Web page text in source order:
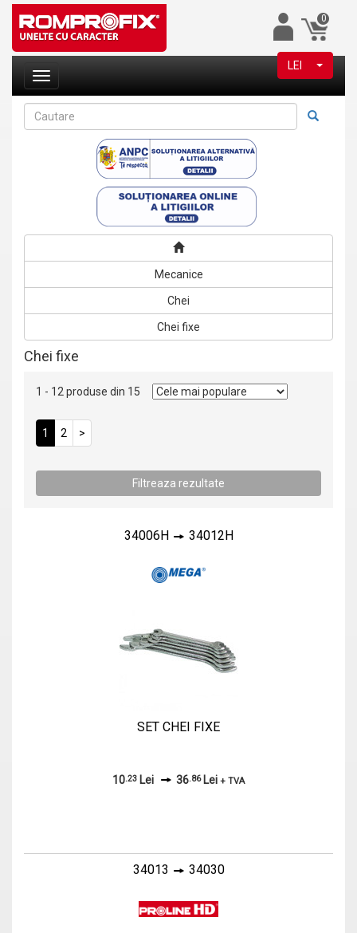
0
LEI
Mecanice
Chei
Chei fixe
Chei fixe
1 - 12 produse din 15
1 2 >
34006H 34012H
SET CHEI FIXE
10.23 Lei 36.86Lei + TVA
34013 34030